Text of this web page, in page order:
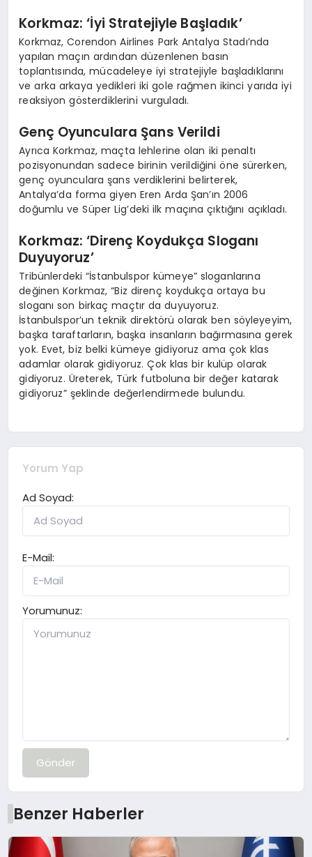
Korkmaz: ‘İyi Stratejiyle Başladık’
Korkmaz, Corendon Airlines Park Antalya Stadı’nda
yapılan maçın ardından düzenlenen basın
toplantısında, mücadeleye iyi stratejiyle başladıklarını
ve arka arkaya yedikleri iki gole rağmen ikinci yarıda iyi
reaksiyon gösterdiklerini vurguladı.
Genç Oyunculara Şans Verildi
Ayrıca Korkmaz, maçta lehlerine olan iki penaltı
pozisyonundan sadece birinin verildiğini öne sürerken,
genç oyunculara şans verdiklerini belirterek,
Antalya’da forma giyen Eren Arda Şan’ın 2006
doğumlu ve Süper Lig’deki ilk maçına çıktığını açıkladı.
Korkmaz: ‘Direnç Koydukça Sloganı
Duyuyoruz’
Tribünlerdeki “İstanbulspor kümeye” sloganlarına
değinen Korkmaz, “Biz direnç koydukça ortaya bu
sloganı son birkaç maçtır da duyuyoruz.
İstanbulspor’un teknik direktörü olarak ben söyleyeyim,
başka taraftarların, başka insanların bağırmasına gerek
yok. Evet, biz belki kümeye gidiyoruz ama çok klas
adamlar olarak gidiyoruz. Çok klas bir kulüp olarak
gidiyoruz. Üreterek, Türk futboluna bir değer katarak
gidiyoruz” şeklinde değerlendirmede bulundu.
Yorum Yap
Ad Soyad:
E-Mail:
Yorumunuz:
Gönder
Benzer Haberler